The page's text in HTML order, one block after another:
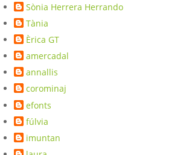
Sònia Herrera Herrando
Tània
Èrica GT
amercadal
annallis
corominaj
efonts
fúlvia
imuntan